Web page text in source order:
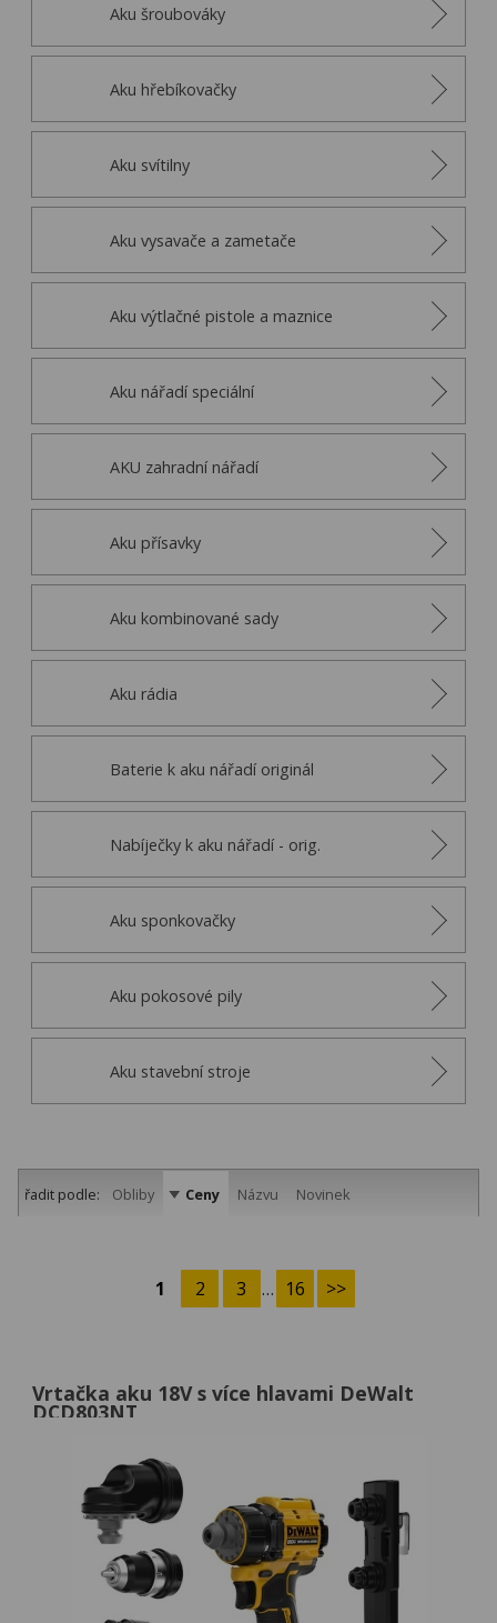
Aku šroubováky
Aku hřebíkovačky
Aku svítilny
Aku vysavače a zametače
Aku výtlačné pistole a maznice
Aku nářadí speciální
AKU zahradní nářadí
Aku přísavky
Aku kombinované sady
Aku rádia
Baterie k aku nářadí originál
Nabíječky k aku nářadí - orig.
Aku sponkovačky
Aku pokosové pily
Aku stavební stroje
řadit podle: Obliby Ceny Názvu Novinek
1 2 3 … 16 >>
Vrtačka aku 18V s více hlavami DeWalt
DCD803NT